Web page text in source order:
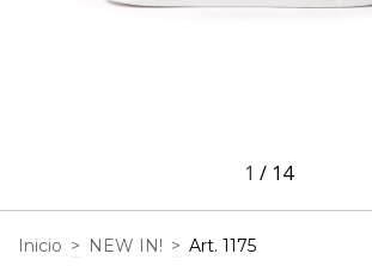
1 / 14
Inicio > NEW IN! > Art. 1175